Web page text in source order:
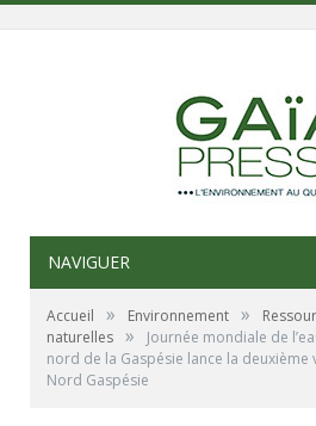
NAVIGUER
Accueil » Environnement »
naturelles »
Journée mondiale de
nord de la Gaspésie lance la deuxième
Nord Gaspésie